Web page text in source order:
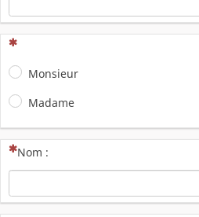
(Cette question est obligatoire)
Monsieur
Madame
(Cette question est obligatoire)
Nom :